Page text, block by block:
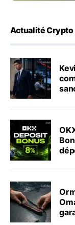
Actualité Crypto